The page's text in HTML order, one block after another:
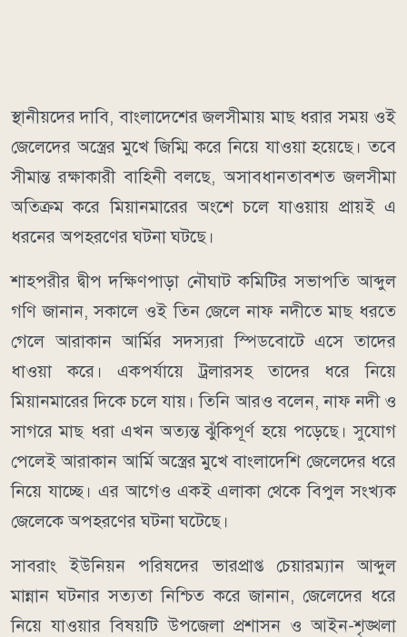
স্থানীয়দের দাবি, বাংলাদেশের জলসীমায় মাছ ধরার সময় ওই
জেলেদের অস্ত্রের মুখে জিম্মি করে নিয়ে যাওয়া হয়েছে। তবে
সীমান্ত রক্ষাকারী বাহিনী বলছে, অসাবধানতাবশত জলসীমা
অতিক্রম করে মিয়ানমারের অংশে চলে যাওয়ায় প্রায়ই এ
ধরনের অপহরণের ঘটনা ঘটছে।
শাহপরীর দ্বীপ দক্ষিণপাড়া নৌঘাট কমিটির সভাপতি আব্দুল
গণি জানান, সকালে ওই তিন জেলে নাফ নদীতে মাছ ধরতে
গেলে আরাকান আর্মির সদস্যরা স্পিডবোটে এসে তাদের
ধাওয়া করে। একপর্যায়ে ট্রলারসহ তাদের ধরে নিয়ে
মিয়ানমারের দিকে চলে যায়। তিনি আরও বলেন, নাফ নদী ও
সাগরে মাছ ধরা এখন অত্যন্ত ঝুঁকিপূর্ণ হয়ে পড়েছে। সুযোগ
পেলেই আরাকান আর্মি অস্ত্রের মুখে বাংলাদেশি জেলেদের ধরে
নিয়ে যাচ্ছে। এর আগেও একই এলাকা থেকে বিপুল সংখ্যক
জেলেকে অপহরণের ঘটনা ঘটেছে।
সাবরাং ইউনিয়ন পরিষদের ভারপ্রাপ্ত চেয়ারম্যান আব্দুল
মান্নান ঘটনার সত্যতা নিশ্চিত করে জানান, জেলেদের ধরে
নিয়ে যাওয়ার বিষয়টি উপজেলা প্রশাসন ও আইন-শৃঙ্খলা